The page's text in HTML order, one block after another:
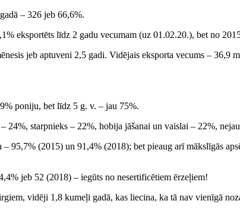
– 326 jeb 66,6%.
eksportēts līdz 2 gadu vecumam (uz 01.02.20.), bet no
jeb aptuveni 2,5 gadi. Vidējais eksporta vecums – 36,9
poniju, bet līdz 5 g. v. – jau 75%.
starpnieks – 22%, hobija jāšanai un vaislai – 22%,
95,7% (2015) un 91,4% (2018); bet pieaug arī mākslīgās
jeb 52 (2018) – iegūts no nesertificētiem ērzeļiem!
vidēji 1,8 kumeļi gadā, kas liecina, ka tā nav vienīgā